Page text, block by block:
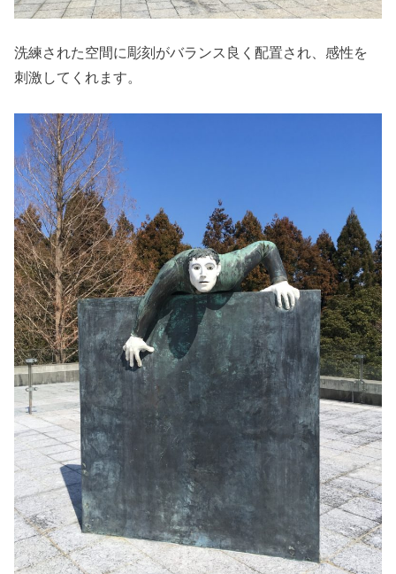
洗練された空間に彫刻がバランス良く配置され、感性を
刺激してくれます。